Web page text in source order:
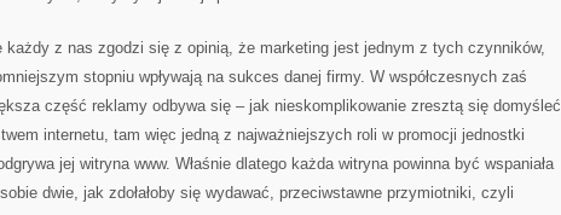
NAJLEPSZA?
każdy z nas zgodzi się z opinią, że marketing jest jednym z tych czynników,
stopniu wpływają na sukces danej firmy. W współczesnych zaś
część reklamy odbywa się – jak nieskomplikowanie zresztą się domyśleć
internetu, tam więc jedną z najważniejszych roli w promocji jednostki
jej witryna www. Właśnie dlatego każda witryna powinna być wspaniała
dwie, jak zdołałoby się wydawać, przeciwstawne przymiotniki, czyli